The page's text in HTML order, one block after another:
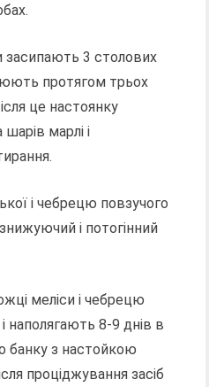
засипають 3 столових
протягом трьох
це настоянку
марлі і
і чебрецю повзучого
і потогінний
меліси і чебрецю
наполягають 8-9 днів в
банку з настойкою
проціджування засіб